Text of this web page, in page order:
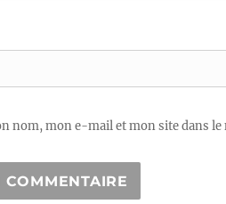
nom, mon e-mail et mon site dans